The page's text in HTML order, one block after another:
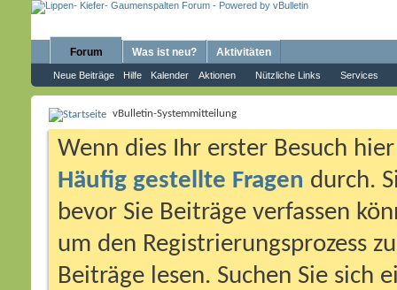
Forum
Neue Beiträge Hilfe Kalender Aktionen Nützliche Links Services
Was ist neu? Aktivitäten
vBulletin-Systemmitteilung
Wenn dies Ihr erster Besuch
Häufig gestellte Fragen durch.
bevor Sie Beiträge verfassen
um den Registrierungsprozess
Beiträge lesen. Suchen Sie sich